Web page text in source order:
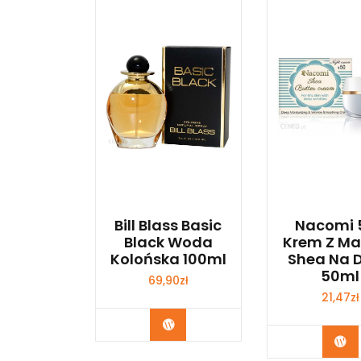
Bill Blass Basic
Black Woda
Kolońska 100ml
69,90zł
Zobacz
Nacomi
Krem Z
Shea Na
50ml
21,47zł